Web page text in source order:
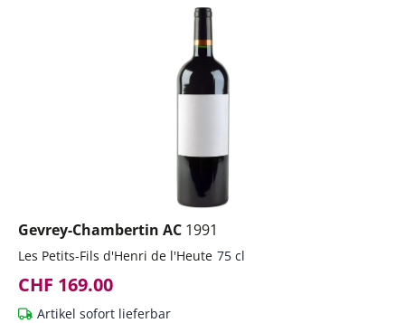
Gevrey-Chambertin AC 1991
Les Petits-Fils d'Henri de l'Heute 75 cl
CHF 169.00
Artikel sofort lieferbar